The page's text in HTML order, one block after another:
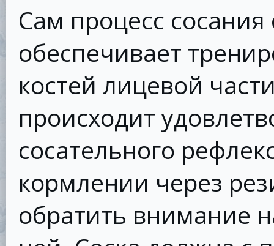
Сам процесс
обеспечивает
костей лицевой
происходит
сосательного
кормлении через
обратить внимание